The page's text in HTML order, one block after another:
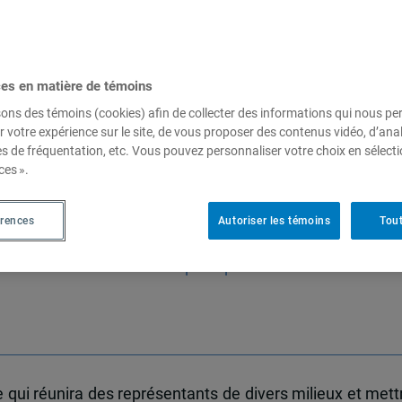
du
en milieu nordique
SH-2800, Cœur des Sciences, UQAM
sociale et de développement durable , la
qui réunira des représentants de divers milieux et
en matière de témoins
des témoins (cookies) afin de collecter des informations qui nous
votre expérience sur le site, de vous proposer des contenus vidéo,
de fréquentation, etc. Vous pouvez personnaliser votre choix en
».
Autoriser les témoins